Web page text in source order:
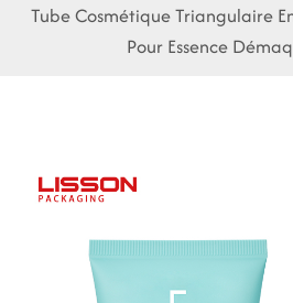
русский
Tube Cosmétique Triangulaire
Pour Essence